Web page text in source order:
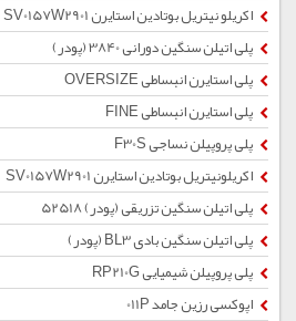
اکریلو نیتریل بوتادین استایرن SV0157W2901
پلی اتیلن سنگین دورانی 3840 (پودر)
پلی استایرن انبساطی OVERSIZE
پلی استایرن انبساطی FINE
پلی پروپیلن نساجی F30S
اکریلونیتریل بوتادین استایرن SV0157W2901
پلی اتیلن سنگین تزریقی (پودر) 52518
پلی اتیلن سنگین بادی BL3 (پودر)
پلی پروپیلن شیمیایی RP210G
اپوکسی رزین جامد 011P